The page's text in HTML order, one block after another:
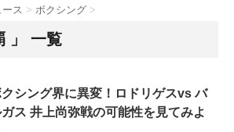
ス > ボクシング >
」 一覧
シング界に異変！ロドリゲスvs バ
ス 井上尚弥戦の可能性を見てみよ